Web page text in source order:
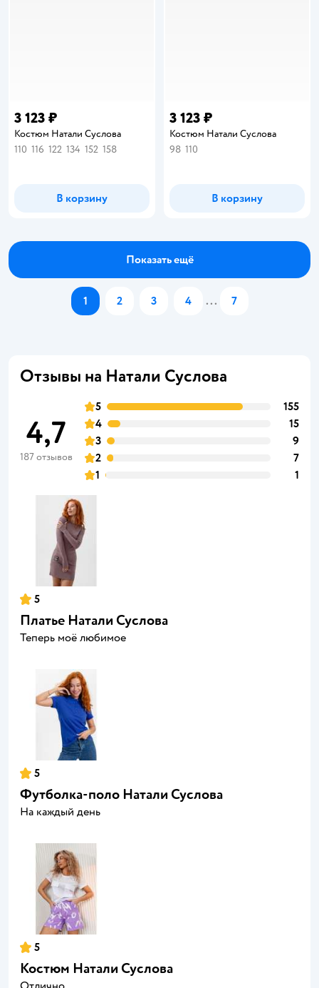
3 123 ₽
Костюм Натали Суслова
110 116 122 134 152 158
В корзину
3 123 ₽
Костюм Натали Суслова
98 110
В корзину
Показать ещё
1 2 3 4 ... 7
Отзывы на Натали Суслова
4,7
187 отзывов
5
155
4
15
3
9
2
7
1
1
5
Платье Натали Суслова
Теперь моё любимое
5
Футболка-поло Натали Суслова
На каждый день
5
Костюм Натали Суслова